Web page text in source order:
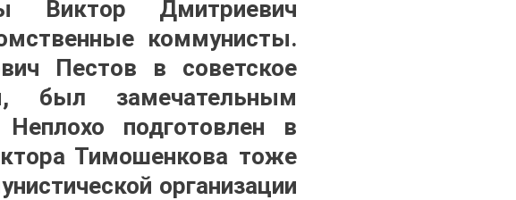
Виктор Дмитриевич
коммунисты.
Пестов в советское
был замечательным
Неплохо подготовлен в
Тимошенкова тоже
организации